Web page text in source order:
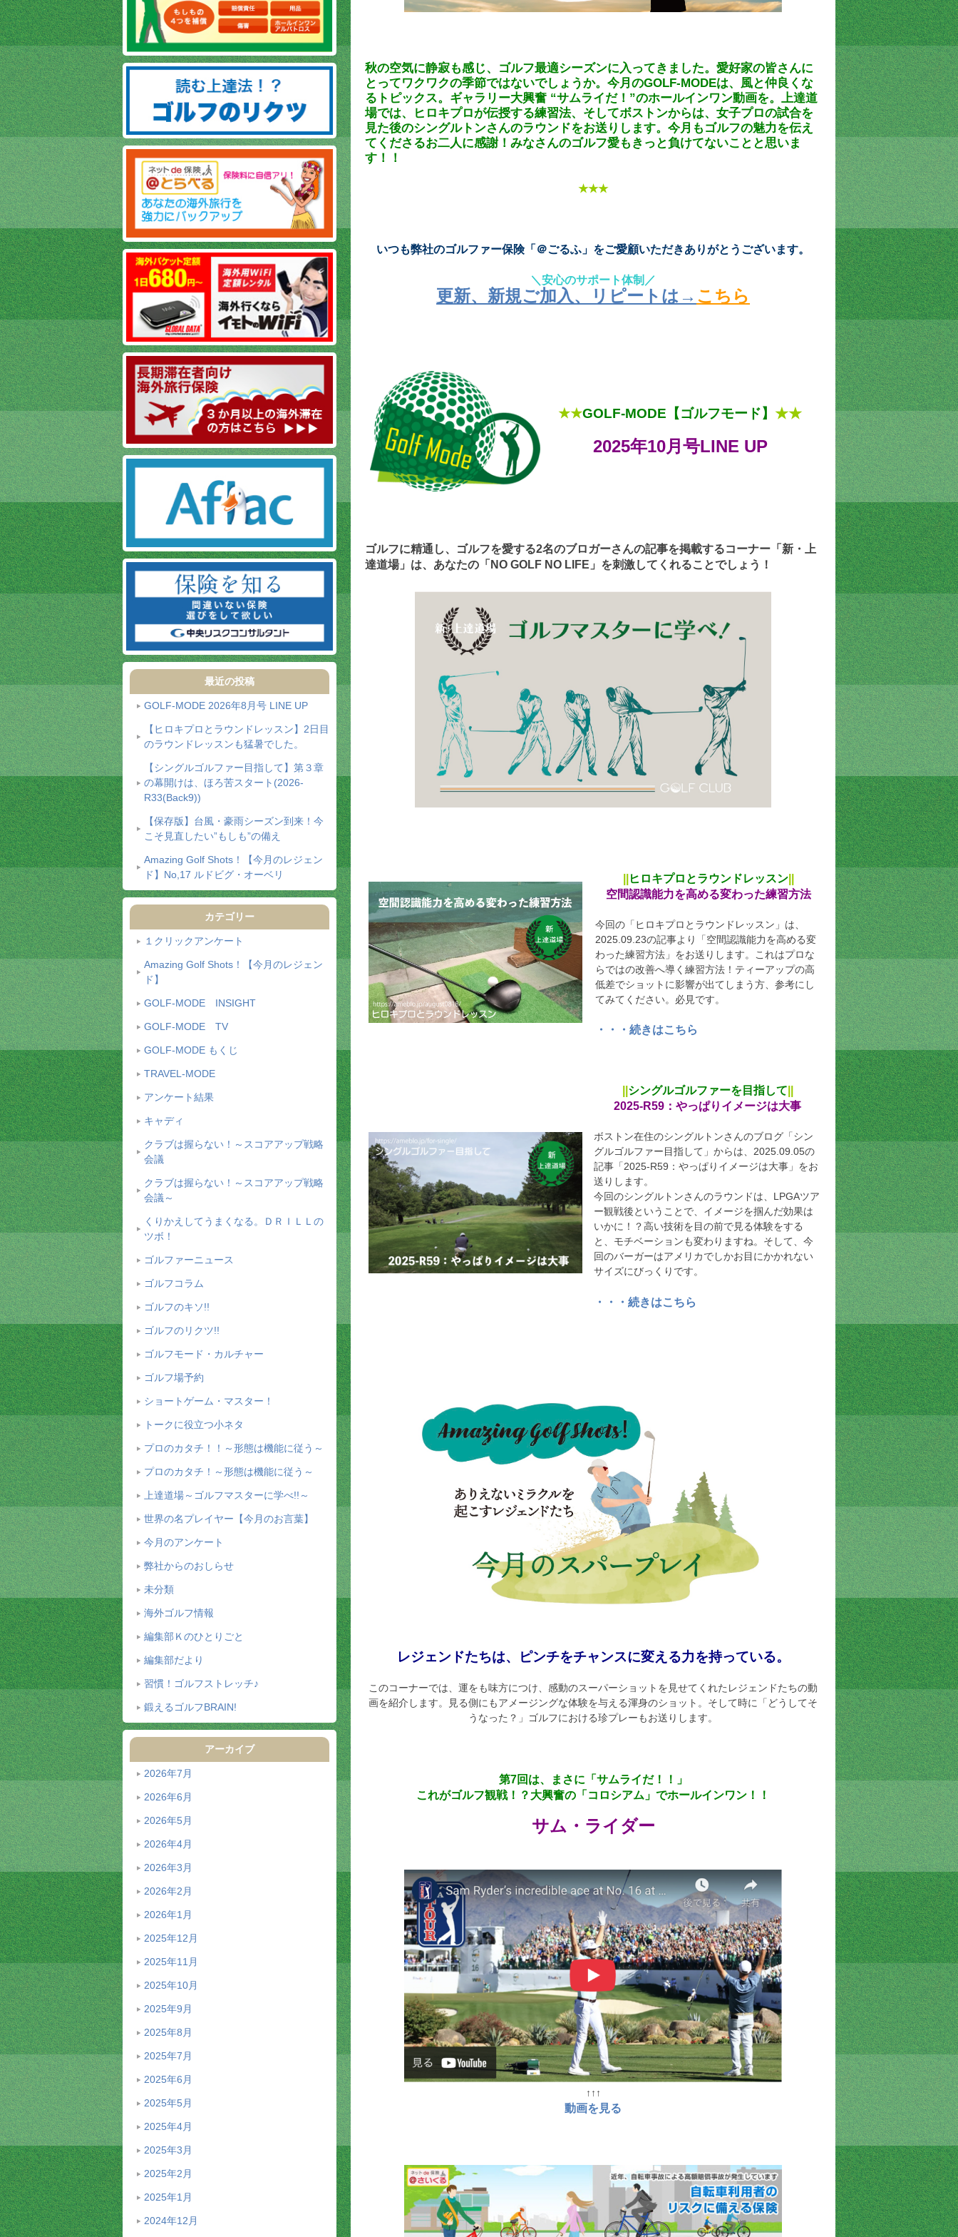
最近の投稿
GOLF-MODE 2026年8月号 LINE UP
【ヒロキプロとラウンドレッスン】2日目
のラウンドレッスンも猛暑でした。
【シングルゴルファー目指して】第３章
の幕開けは、ほろ苦スタート(2026-
R33(Back9))
【保存版】台風・豪雨シーズン到来！今
こそ見直したい”もしも”の備え
Amazing Golf Shots！【今月のレジェン
ド】No,17 ルドビグ・オーベリ
カテゴリー
１クリックアンケート
Amazing Golf Shots！【今月のレジェン
ド】
GOLF-MODE INSIGHT
GOLF-MODE TV
GOLF-MODE もくじ
TRAVEL-MODE
アンケート結果
キャディ
クラブは握らない！～スコアアップ戦略
会議
クラブは握らない！～スコアアップ戦略
会議～
くりかえしてうまくなる。ＤＲＩＬＬの
ツボ！
ゴルファーニュース
ゴルフコラム
ゴルフのキソ!!
ゴルフのリクツ!!
ゴルフモード・カルチャー
ゴルフ場予約
ショートゲーム・マスター！
トークに役立つ小ネタ
プロのカタチ！！～形態は機能に従う～
プロのカタチ！～形態は機能に従う～
上達道場～ゴルフマスターに学べ!!～
世界の名プレイヤー【今月のお言葉】
今月のアンケート
弊社からのおしらせ
未分類
海外ゴルフ情報
編集部Ｋのひとりごと
編集部だより
習慣！ゴルフストレッチ♪
鍛えるゴルフBRAIN!
アーカイブ
2026年7月
2026年6月
2026年5月
2026年4月
2026年3月
2026年2月
2026年1月
2025年12月
2025年11月
2025年10月
2025年9月
2025年8月
2025年7月
2025年6月
2025年5月
2025年4月
2025年3月
2025年2月
2025年1月
2024年12月
秋の空気に静寂も感じ、ゴルフ最適シーズンに入ってきました。愛好家の皆さんに
とってワクワクの季節ではないでしょうか。今月のGOLF-MODEは、風と仲良くな
るトピックス。ギャラリー大興奮 “サムライだ！”のホールインワン動画を。上達道
場では、ヒロキプロが伝授する練習法、そしてボストンからは、女子プロの試合を
見た後のシングルトンさんのラウンドをお送りします。今月もゴルフの魅力を伝え
てくださるお二人に感謝！みなさんのゴルフ愛もきっと負けてないことと思いま
す！！
★★★
いつも弊社のゴルファー保険「＠ごるふ」をご愛顧いただきありがとうございます。
＼安心のサポート体制／
更新、新規ご加入、リピートは→ こちら
★★GOLF-MODE【ゴルフモード】 ★★
2025年10月号LINE UP
ゴルフに精通し、ゴルフを愛する2名のブロガーさんの記事を掲載するコーナー「新・上
達道場」は、あなたの「NO GOLF NO LIFE」を刺激してくれることでしょう！
ヒロキプロとラウンドレッスン||
空間認識能力を高める変わった練習方法
今回の「ヒロキプロとラウンドレッスン」は、
2025.09.23の記事より「空間認識能力を高める変
わった練習方法」をお送りします。これはプロな
らではの改善へ導く練習方法！ティーアップの高
低差でショットに影響が出てしまう方、参考にし
てみてください。必見です。
・・・続きはこちら
シングルゴルファーを目指して
2025-R59 ：やっぱりイメージは大事
ボストン在住のシングルトンさんのブログ「シン
グルゴルファー目指して」からは、2025.09.05の
記事「2025-R59：やっぱりイメージは大事」をお
送りします。
今回のシングルトンさんのラウンドは、LPGAツア
ー観戦後ということで、イメージを掴んだ効果は
いかに！？高い技術を目の前で見る体験をする
と、モチベーションも変わりますね。そして、今
回のバーガーはアメリカでしかお目にかかれない
サイズにびっくりです。
・・・続きはこちら
レジェンドたちは、ピンチをチャンスに変える力を持っている。
このコーナーでは、運をも味方につけ、感動のスーパーショットを見せてくれたレジェンドたちの動
画を紹介します。見る側にもアメージングな体験を与える渾身のショット。そして時に「どうしてそ
うなった？」ゴルフにおける珍プレーもお送りします。
第7回は、まさに「サムライだ！！」
これがゴルフ観戦！？大興奮の「コロシアム」でホールインワン！！
サム・ライダー
↑↑↑
動画を見る